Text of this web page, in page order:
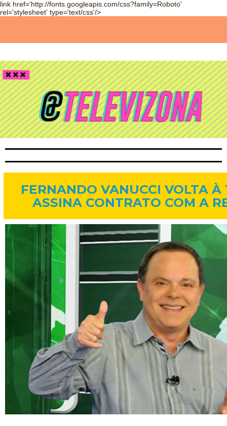
link href='http://fonts.googleapis.com/css?family=Roboto'
rel='stylesheet' type='text/css'/>
FERNANDO VANUCCI VOLTA À
ASSINA CONTRATO COM A